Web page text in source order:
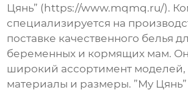
Цянь” ( https://www.mqmq.ru/).
специализируется на
поставке качественного белья
беременных и кормящих мам.
широкий ассортимент моделей,
материалы и размеры. ”Му Цянь”